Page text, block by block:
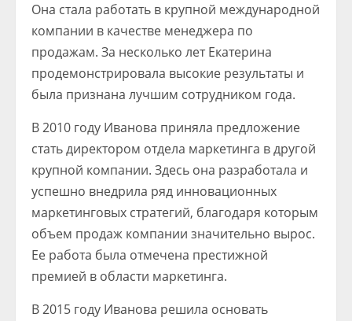
Она стала работать в крупной международной
компании в качестве менеджера по
продажам. За несколько лет Екатерина
продемонстрировала высокие результаты и
была признана лучшим сотрудником года.
В 2010 году Иванова приняла предложение
стать директором отдела маркетинга в другой
крупной компании. Здесь она разработала и
успешно внедрила ряд инновационных
маркетинговых стратегий, благодаря которым
объем продаж компании значительно вырос.
Ее работа была отмечена престижной
премией в области маркетинга.
В 2015 году Иванова решила основать